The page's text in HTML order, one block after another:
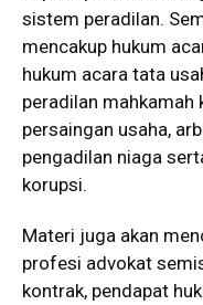
sistem peradilan.
mencakup hukum
hukum acara tata
peradilan mahkamah
persaingan usaha,
pengadilan niaga
korupsi.
Materi juga akan
profesi advokat
kontrak, pendapat